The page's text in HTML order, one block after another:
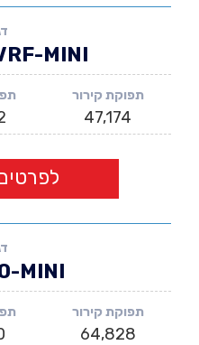
MINI
תפוקת קירור
47,174
MINI
תפוקת קירור
64,828